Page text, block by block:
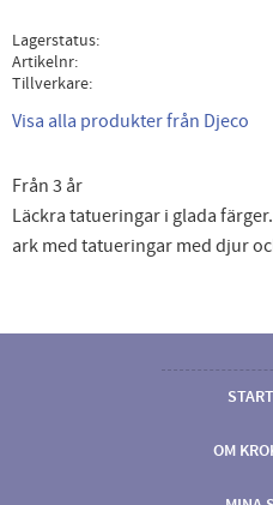
Lagerstatus
Artikelnr
Tillverkare
Visa alla produkter från Djeco
Från 3 år
Läckra tatueringar i glada
ark med tatueringar med djur
OM